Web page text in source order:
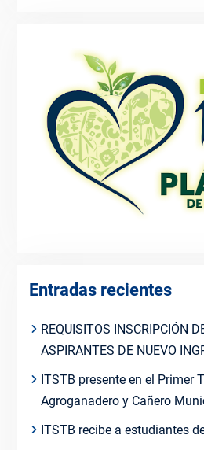
Entradas recientes
REQUISITOS INSCRIPCIÓN
ASPIRANTES DE NUEVO
ITSTB presente en el Primer
Agroganadero y Cañero
ITSTB recibe a estudiantes